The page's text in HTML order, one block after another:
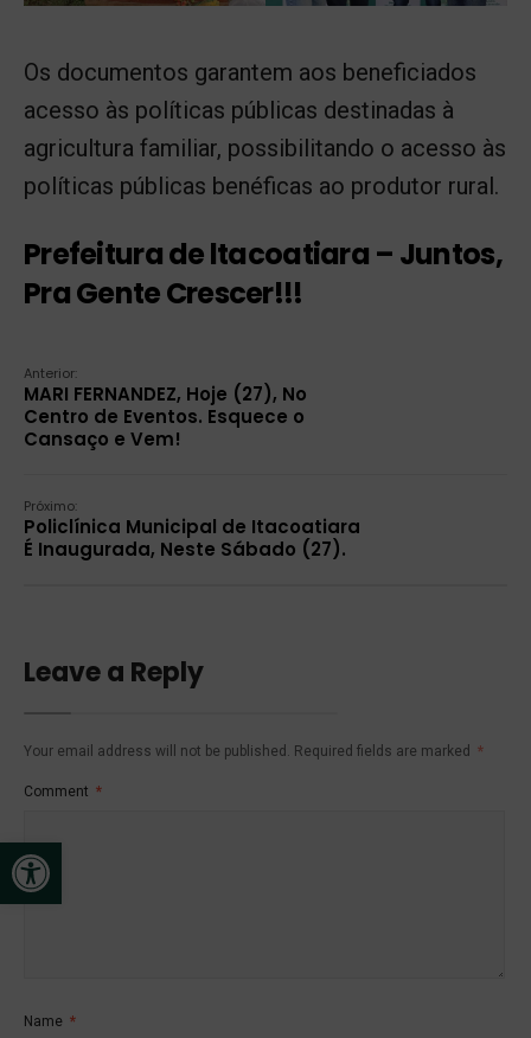
Open toolbar
Os documentos garantem aos beneficiados
acesso às políticas públicas destinadas à
agricultura familiar, possibilitando o acesso às
políticas públicas benéficas ao produtor rural.
Prefeitura de ltacoatiara – Juntos,
Pra Gente Crescer!!!
Anterior:
MARI FERNANDEZ, Hoje (27), No
Centro de Eventos. Esquece o
Cansaço e Vem!
Próximo:
Policlínica Municipal de Itacoatiara
É Inaugurada, Neste Sábado (27).
Leave a Reply
Your email address will not be published. Required fields are marked *
Comment *
Name *